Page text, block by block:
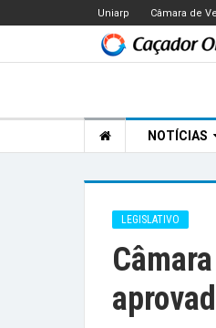
Uniarp Câmara de
NOTÍCIAS
LEGISLATIVO